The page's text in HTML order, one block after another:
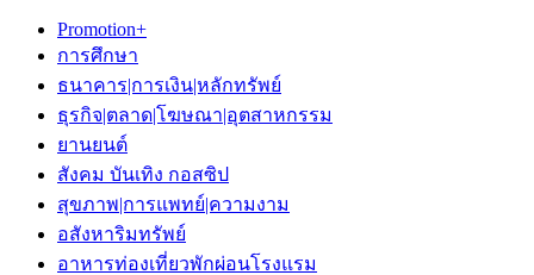
Promotion+
การศึกษา
ธนาคาร|การเงิน|หลักทรัพย์
ธุรกิจ|ตลาด|โฆษณา|อุตสาหกรรม
ยานยนต์
สังคม บันเทิง กอสซิป
สุขภาพ|การแพทย์|ความงาม
อสังหาริมทรัพย์
อาหารท่องเที่ยวพักผ่อนโรงแรม